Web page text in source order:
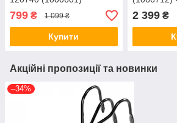
Фінляндія
799 ₴ 1 099 ₴
Купити
2 399₴
Акційні пропозиції та новинки
–34%